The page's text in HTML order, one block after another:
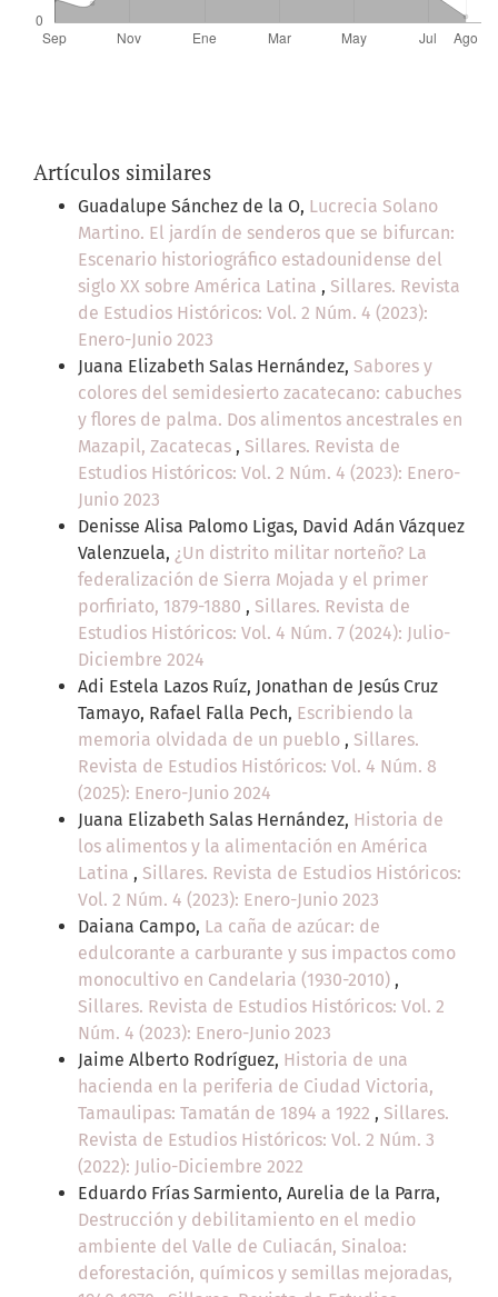
Artículos similares
Guadalupe Sánchez de la O, Lucrecia Solano
Martino. El jardín de senderos que se bifurcan:
Escenario historiográfico estadounidense del
siglo XX sobre América Latina , Sillares. Revista
de Estudios Históricos: Vol. 2 Núm. 4 (2023):
Enero-Junio 2023
Juana Elizabeth Salas Hernández, Sabores y
colores del semidesierto zacatecano: cabuches
y flores de palma. Dos alimentos ancestrales en
Mazapil, Zacatecas , Sillares. Revista de
Estudios Históricos: Vol. 2 Núm. 4 (2023): Enero-
Junio 2023
Denisse Alisa Palomo Ligas, David Adán Vázquez
Valenzuela, ¿Un distrito militar norteño? La
federalización de Sierra Mojada y el primer
porfiriato, 1879-1880 , Sillares. Revista de
Estudios Históricos: Vol. 4 Núm. 7 (2024): Julio-
Diciembre 2024
Adi Estela Lazos Ruíz, Jonathan de Jesús Cruz
Tamayo, Rafael Falla Pech, Escribiendo la
memoria olvidada de un pueblo , Sillares.
Revista de Estudios Históricos: Vol. 4 Núm. 8
(2025): Enero-Junio 2024
Juana Elizabeth Salas Hernández, Historia de
los alimentos y la alimentación en América
Latina , Sillares. Revista de Estudios Históricos:
Vol. 2 Núm. 4 (2023): Enero-Junio 2023
Daiana Campo, La caña de azúcar: de
edulcorante a carburante y sus impactos como
monocultivo en Candelaria (1930-2010) ,
Sillares. Revista de Estudios Históricos: Vol. 2
Núm. 4 (2023): Enero-Junio 2023
Jaime Alberto Rodríguez, Historia de una
hacienda en la periferia de Ciudad Victoria,
Tamaulipas: Tamatán de 1894 a 1922 , Sillares.
Revista de Estudios Históricos: Vol. 2 Núm. 3
(2022): Julio-Diciembre 2022
Eduardo Frías Sarmiento, Aurelia de la Parra,
Destrucción y debilitamiento en el medio
ambiente del Valle de Culiacán, Sinaloa:
deforestación, químicos y semillas mejoradas,